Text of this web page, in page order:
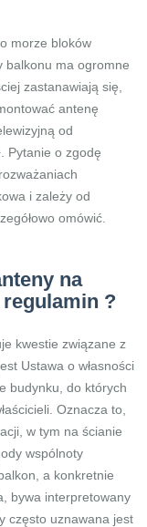
morze bloków
balkonu ma ogromne
zastanawiają się,
antenę
od
Pytanie o zgodę
i zależy od
omówić.
na
?
kwestie związane z
Ustawa o własności
budynku, do których
Oznacza to,
w tym na ścianie
wspólnoty
a konkretnie
bywa interpretowany
często uznawana jest